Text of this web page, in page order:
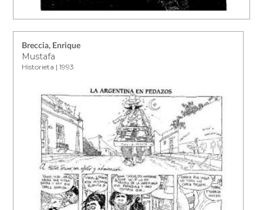
Breccia, Enrique
Mustafa
Historieta | 1993